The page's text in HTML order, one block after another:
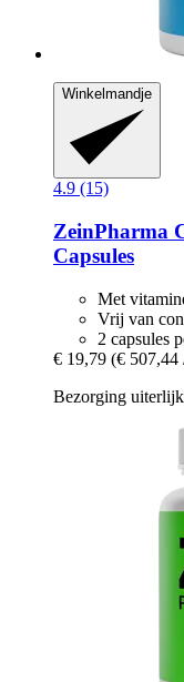
Winkelmandje
4.9 (15)
ZeinPharma
Capsules
Met
Vrij van
2 capsules
€ 19,79 (€ 507,44
Bezorging